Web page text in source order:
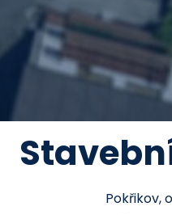
Pokřikov,